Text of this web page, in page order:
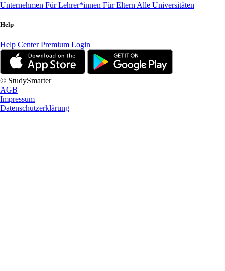
Unternehmen Für Lehrer*innen Für Eltern Alle Universitäten
Help
Help CenterPremium Login
© StudySmarter
AGB
Impressum
Datenschutzerklärung